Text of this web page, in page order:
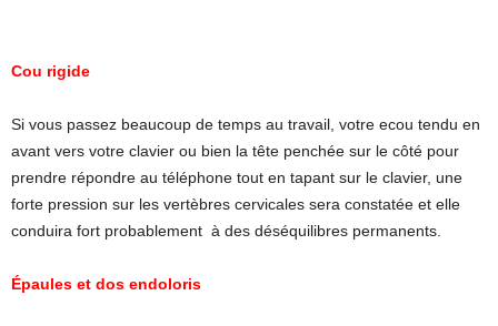
Cou rigide
Si vous passez beaucoup de temps au travail, votre ecou tendu en
avant vers votre clavier ou bien la tête penchée sur le côté pour
prendre répondre au téléphone tout en tapant sur le clavier, une
forte pression sur les vertèbres cervicales sera constatée et elle
conduira fort probablement à des déséquilibres permanents.
Épaules et dos endoloris